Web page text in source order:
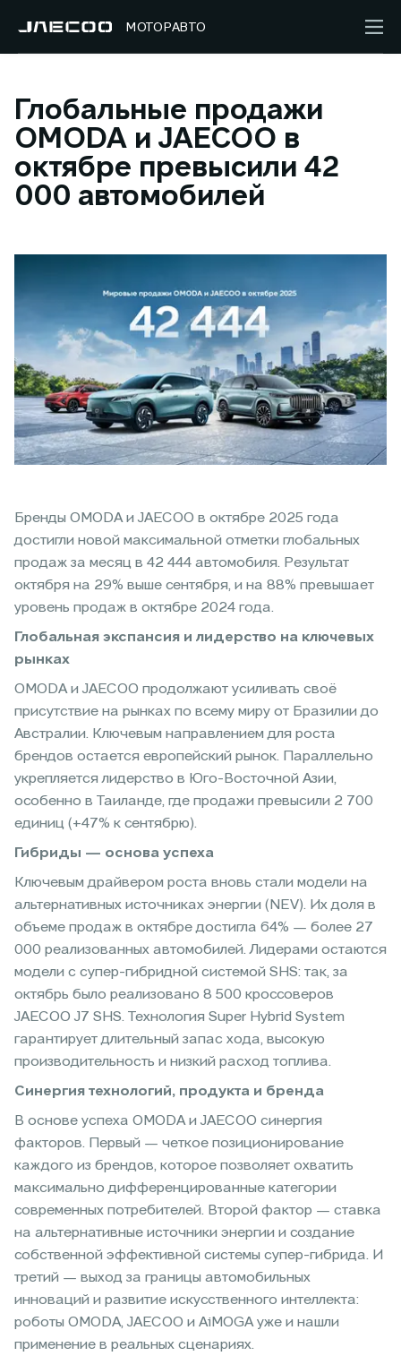
МОТОРАВТО
Глобальные продажи
OMODA и JAECOO в
октябре превысили 42
000 автомобилей
Бренды OMODA и JAECOO в октябре 2025 года
достигли новой максимальной отметки глобальных
продаж за месяц в 42 444 автомобиля. Результат
октября на 29% выше сентября, и на 88% превышает
уровень продаж в октябре 2024 года.
Глобальная экспансия и лидерство на ключевых
рынках
OMODA и JAECOO продолжают усиливать своё
присутствие на рынках по всему миру от Бразилии до
Австралии. Ключевым направлением для роста
брендов остается европейский рынок. Параллельно
укрепляется лидерство в Юго-Восточной Азии,
особенно в Таиланде, где продажи превысили 2 700
единиц (+47% к сентябрю).
Гибриды — основа успеха
Ключевым драйвером роста вновь стали модели на
альтернативных источниках энергии (NEV). Их доля в
объеме продаж в октябре достигла 64% — более 27
000 реализованных автомобилей. Лидерами остаются
модели с супер-гибридной системой SHS: так, за
октябрь было реализовано 8 500 кроссоверов
JAECOO J7 SHS. Технология Super Hybrid System
гарантирует длительный запас хода, высокую
производительность и низкий расход топлива.
Синергия технологий, продукта и бренда
В основе успеха OMODA и JAECOO синергия
факторов. Первый — четкое позиционирование
каждого из брендов, которое позволяет охватить
максимально дифференцированные категории
современных потребителей. Второй фактор — ставка
на альтернативные источники энергии и создание
собственной эффективной системы супер-гибрида. И
третий — выход за границы автомобильных
инноваций и развитие искусственного интеллекта:
роботы OMODA, JAECOO и AiMOGA уже и нашли
применение в реальных сценариях.